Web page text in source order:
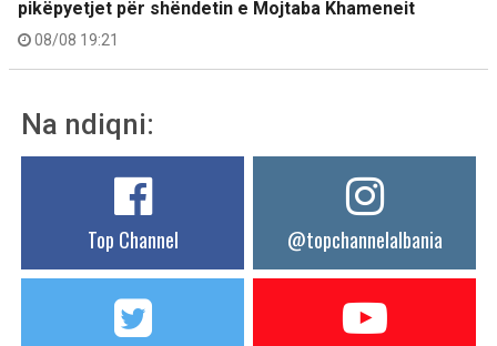
pikëpyetjet për shëndetin e Mojtaba Khameneit
08/08 19:21
Na ndiqni:
Top Channel @topchannelalbania